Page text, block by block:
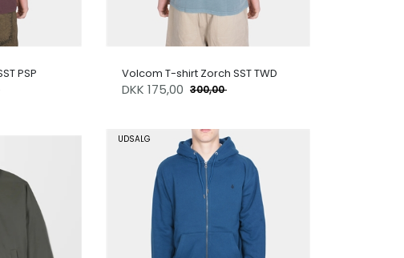
PSP Volcom T-shirt Zorch SST TWD
DKK 175,00 300,00
UDSALG